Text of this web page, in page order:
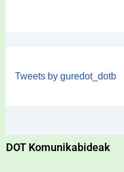
Tweets by guredot_dotb
DOT Komunikabideak